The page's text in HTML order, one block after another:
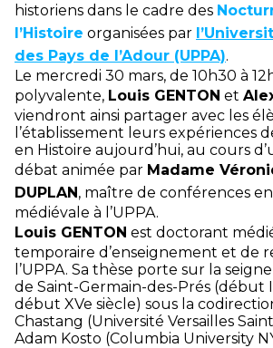
historiens dans le cadre des
l’Histoire organisées par
des Pays de l’Adour (UPPA).
Le mercredi 30 mars, de 10h30 à
polyvalente, Louis GENTON et
viendront ainsi partager avec les
l’établissement leurs expériences
en Histoire aujourd’hui, au cours
débat animée par Madame
DUPLAN, maître de conférences
médiévale à l’UPPA.
Louis GENTON est doctorant
temporaire d’enseignement et de
l’UPPA. Sa thèse porte sur la
de Saint-Germain-des-Prés (début
début XVe siècle) sous la
Chastang (Université Versailles
Adam Kosto (Columbia University